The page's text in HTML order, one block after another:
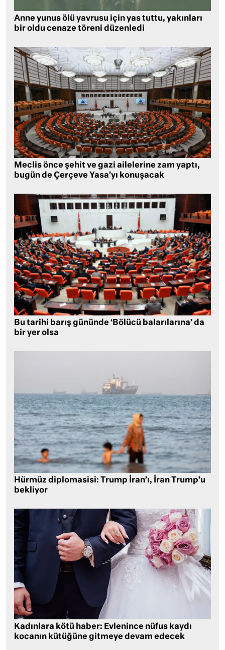
Anne yunus ölü yavrusu için yas tuttu, yakınları
bir oldu cenaze töreni düzenledi
Meclis önce şehit ve gazi ailelerine zam yaptı,
bugün de Çerçeve Yasa’yı konuşacak
Bu tarihi barış gününde ‘Bölücü balarılarına’ da
bir yer olsa
Hürmüz diplomasisi: Trump İran’ı, İran Trump’u
bekliyor
Kadınlara kötü haber: Evlenince nüfus kaydı
kocanın kütüğüne gitmeye devam edecek